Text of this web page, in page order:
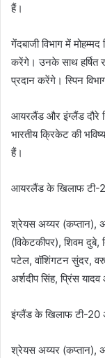
हैं।
गेंदबाजी विभाग में
करेंगे। उनके साथ हर्षित
प्रदान करेंगे। स्पिन
आयरलैंड और इंग्लैंड दौरे
भारतीय क्रिकेट की
हैं।
आयरलैंड के खिलाफ टी-
श्रेयस अय्यर (कप्तान),
(विकेटकीपर), शिवम दुबे,
पटेल, वॉशिंगटन सुंदर, वरुण
अर्शदीप सिंह, प्रिंस
इंग्लैंड के खिलाफ टी-20
श्रेयस अय्यर (कप्तान),